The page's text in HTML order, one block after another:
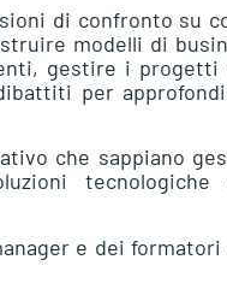
di confronto su
modelli di
gestire i progetti
per
che sappiano
tecnologiche
e dei formatori